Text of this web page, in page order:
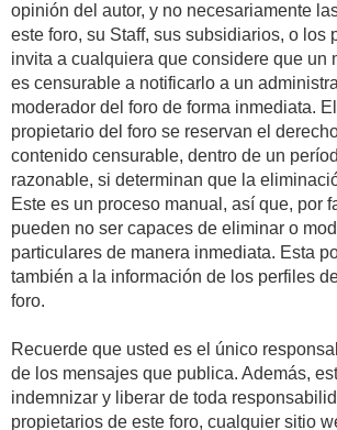
opinión del autor, y no necesariamente
este foro, su Staff, sus subsidiarios, o los
invita a cualquiera que considere que un
es censurable a notificarlo a un
moderador del foro de forma inmediata.
propietario del foro se reservan el
contenido censurable, dentro de un
razonable, si determinan que la
Este es un proceso manual, así que, por
pueden no ser capaces de eliminar o
particulares de manera inmediata. Esta
también a la información de los perfiles
foro.
Recuerde que usted es el único
de los mensajes que publica. Además,
indemnizar y liberar de toda
propietarios de este foro, cualquier sitio